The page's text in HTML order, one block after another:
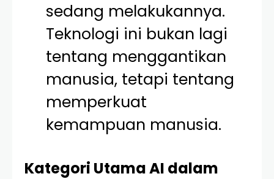
sedang melakukannya.
Teknologi ini bukan lagi
tentang menggantikan
manusia, tetapi tentang
memperkuat
kemampuan manusia.
Kategori Utama AI dalam